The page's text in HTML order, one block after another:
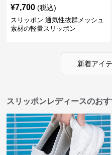
¥7,700 (税込)
スリッポン 通気性抜群メッシュ
素材の軽量スリッポン
新着アイ
スリッポンレディースのお